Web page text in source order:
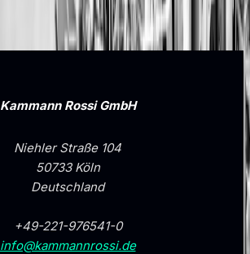
Kammann Rossi GmbH
Niehler Straße 104
50733 Köln
Deutschland
+49-221-976541-0
info@kammannrossi.de